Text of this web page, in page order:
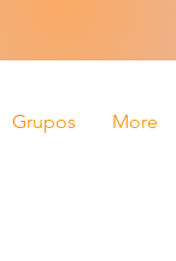
Grupos More